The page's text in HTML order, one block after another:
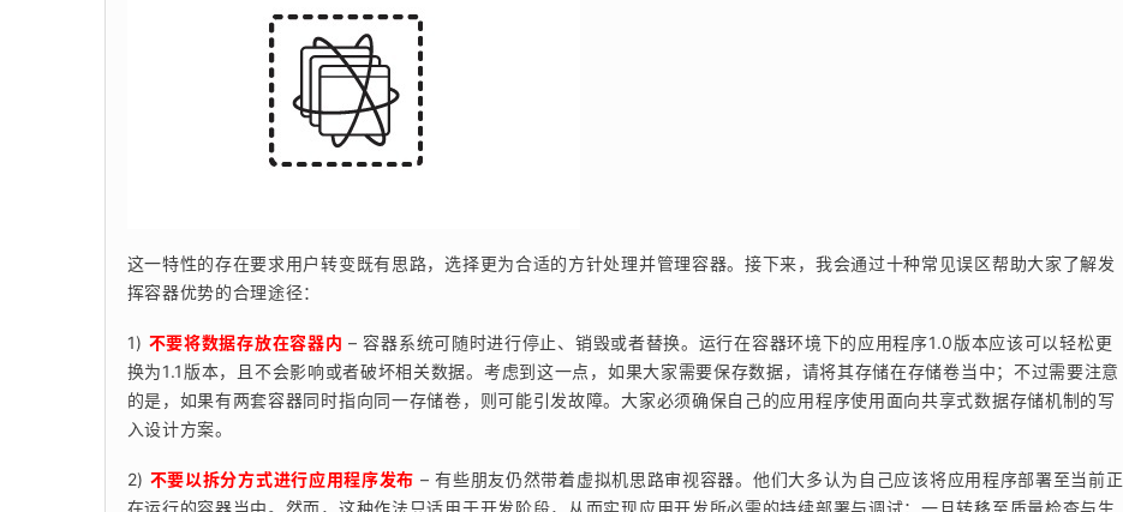
这一特性的存在要求用户转变既有思路，选择更为合适的方针处理并管理容器。接下来，我会通过十种常见误区帮助大家了解发
挥容器优势的合理途径：
1) 不要将数据存放在容器内 – 容器系统可随时进行停止、销毁或者替换。运行在容器环境下的应用程序1.0版本应该可以轻松更
换为1.1版本，且不会影响或者破坏相关数据。考虑到这一点，如果大家需要保存数据，请将其存储在存储卷当中；不过需要注意
的是，如果有两套容器同时指向同一存储卷，则可能引发故障。大家必须确保自己的应用程序使用面向共享式数据存储机制的写
入设计方案。
2) 不要以拆分方式进行应用程序发布 – 有些朋友仍然带着虚拟机思路审视容器。他们大多认为自己应该将应用程序部署至当前正
在运行的容器当中。然而，这种作法只适用于开发阶段，从而实现应用开发所必需的持续部署与调试；一旦转移至质量检查与生